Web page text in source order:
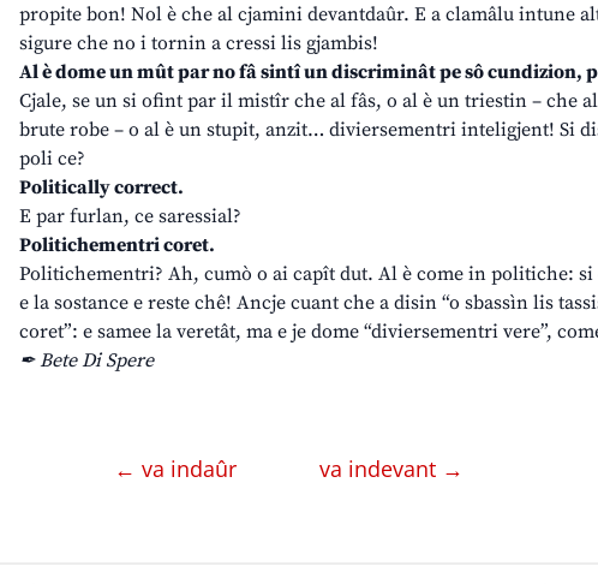
propite bon! Nol è che al cjamini devantdaûr. E a clamâlu intune
sigure che no i tornin a cressi lis gjambis!
Al è dome un mût par no fâ sintî un discriminât pe sô cundizion,
Cjale, se un si ofint par il mistîr che al fâs, o al è un triestin – che
brute robe – o al è un stupit, anzit… diviersementri inteligjent! Si
poli ce?
Politically correct.
E par furlan, ce saressial?
Politichementri coret.
Politichementri? Ah, cumò o ai capît dut. Al è come in politiche:
e la sostance e reste chê! Ancje cuant che a disin “o sbassìn lis
coret”: e samee la veretât, ma e je dome “diviersementri vere”,
✒ Bete Di Spere
← va indaûr va indevant →